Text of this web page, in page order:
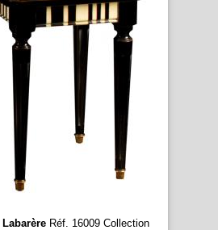
LabarèreRéf. 16009 Collection